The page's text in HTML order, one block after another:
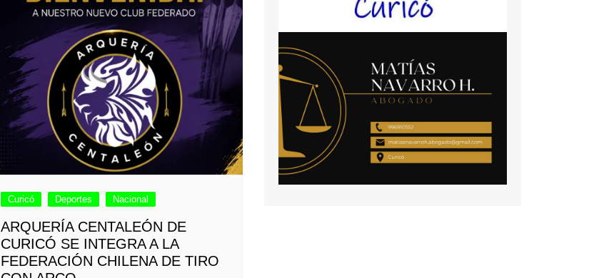
Curicó Deportes Nacional
ARQUERÍA CENTALEÓN DE
CURICÓ SE INTEGRA A LA
FEDERACIÓN CHILENA DE TIRO